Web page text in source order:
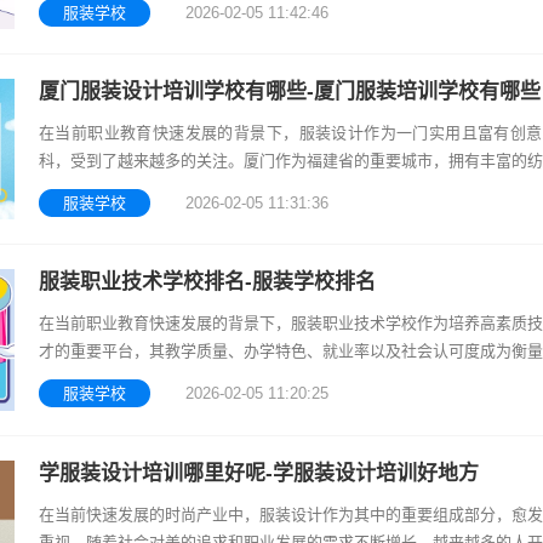
升学
服装学校 2026-02-05 11:42:46
厦门服装设计培训学校有哪些-厦门服装培训学校有哪些
在当前职业教育快速发展的背景下，服装设计作为一门实用且富有创
科，受到了越来越多的关注。厦门作为福建省的重要城市，拥有丰富的纺
源和时尚产业基础，为服装设计人才的培养提供了良好的环境。随着产业
和消费结构
服装学校 2026-02-05 11:31:36
服装职业技术学校排名-服装学校排名
在当前职业教育快速发展的背景下，服装职业技术学校作为培养高素质
才的重要平台，其教学质量、办学特色、就业率以及社会认可度成为衡
综合实力的重要标准。服装行业作为传统产业，随着消费升级和智能制造
展，
服装学校 2026-02-05 11:20:25
学服装设计培训哪里好呢-学服装设计培训好地方
在当前快速发展的时尚产业中，服装设计作为其中的重要组成部分，愈